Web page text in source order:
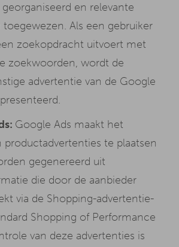
en relevante
Als een gebruiker
zoekopdracht uitvoert met
zoekwoorden, wordt de
advertentie van de Google
Google Ads maakt het
te plaatsen
gegenereerd uit
die door de aanbieder
via de Shopping-advertentie-
Shopping of Performance
van deze advertenties is